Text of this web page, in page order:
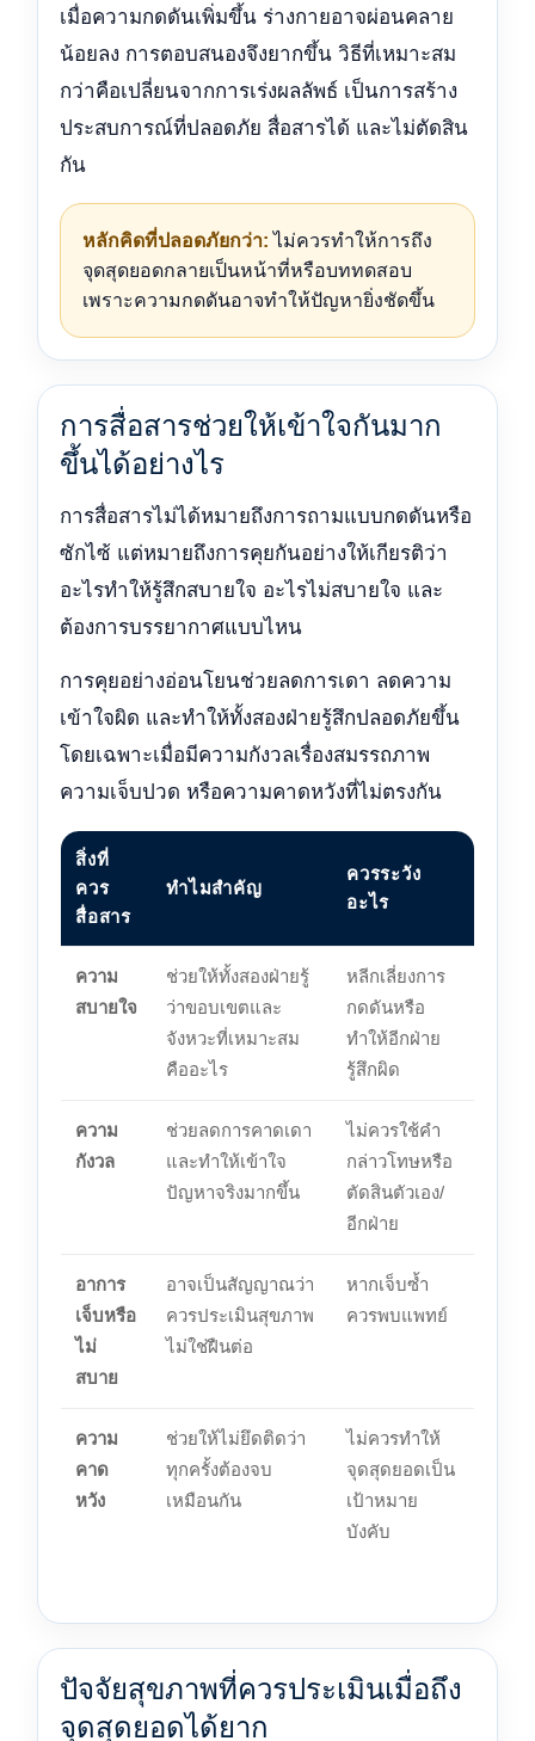
เมื่อความกดดันเพิ่มขึ้น ร่างกายอาจผ่อนคลาย
น้อยลง การตอบสนองจึงยากขึ้น วิธีที่เหมาะสม
กว่าคือเปลี่ยนจากการเร่งผลลัพธ์ เป็นการสร้าง
ประสบการณ์ที่ปลอดภัย สื่อสารได้ และไม่ตัดสิน
กัน
หลักคิดที่ปลอดภัยกว่า: ไม่ควรทำให้การถึง
จุดสุดยอดกลายเป็นหน้าที่หรือบททดสอบ
เพราะความกดดันอาจทำให้ปัญหายิ่งชัดขึ้น
การสื่อสารช่วยให้เข้าใจกันมาก
ขึ้นได้อย่างไร
การสื่อสารไม่ได้หมายถึงการถามแบบกดดันหรือ
ซักไซ้ แต่หมายถึงการคุยกันอย่างให้เกียรติว่า
อะไรทำให้รู้สึกสบายใจ อะไรไม่สบายใจ และ
ต้องการบรรยากาศแบบไหน
การคุยอย่างอ่อนโยนช่วยลดการเดา ลดความ
เข้าใจผิด และทำให้ทั้งสองฝ่ายรู้สึกปลอดภัยขึ้น
โดยเฉพาะเมื่อมีความกังวลเรื่องสมรรถภาพ
ความเจ็บปวด หรือความคาดหวังที่ไม่ตรงกัน
สิ่งที่
ควร
สื่อสาร
ทำไมสำคัญ
ควรระวัง
อะไร
ความ
สบายใจ
ช่วยให้ทั้งสองฝ่ายรู้
ว่าขอบเขตและ
จังหวะที่เหมาะสม
คืออะไร
หลีกเลี่ยงการ
กดดันหรือ
ทำให้อีกฝ่าย
รู้สึกผิด
ความ
กังวล
ช่วยลดการคาดเดา
และทำให้เข้าใจ
ปัญหาจริงมากขึ้น
ไม่ควรใช้คำ
กล่าวโทษหรือ
ตัดสินตัวเอง/
อีกฝ่าย
อาการ
เจ็บหรือ
ไม่
สบาย
อาจเป็นสัญญาณว่า
ควรประเมินสุขภาพ
ไม่ใช่ฝืนต่อ
หากเจ็บซ้ำ
ควรพบแพทย์
ความ
คาด
หวัง
ช่วยให้ไม่ยึดติดว่า
ทุกครั้งต้องจบ
เหมือนกัน
ไม่ควรทำให้
จุดสุดยอดเป็น
เป้าหมาย
บังคับ
ปัจจัยสุขภาพที่ควรประเมินเมื่อถึง
จุดสุดยอดได้ยาก